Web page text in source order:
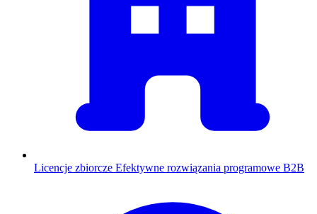
Licencje zbiorcze Efektywne rozwiązania programowe B2B